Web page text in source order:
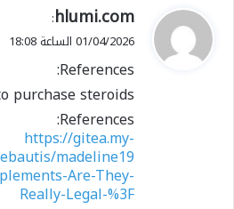
ي
ق
ل
hlumi.com
:
01/04/2026 الساعة 18:08
References:
purchase steroids
References:
https://gitea.my-
madeline19
Are-They-
Really-Legal-%3F